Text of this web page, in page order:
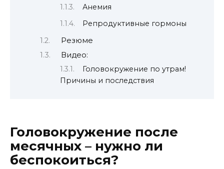
Анемия
Репродуктивные гормоны
Резюме
Видео:
Головокружение по утрам!
Причины и последствия
Головокружение после
месячных – нужно ли
беспокоиться?